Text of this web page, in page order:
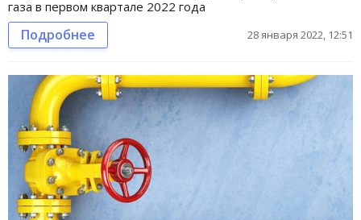
газа в первом квартале 2022 года
Подробнее 28 января 2022, 12:51